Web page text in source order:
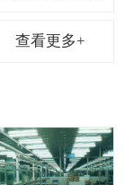
查看更多+